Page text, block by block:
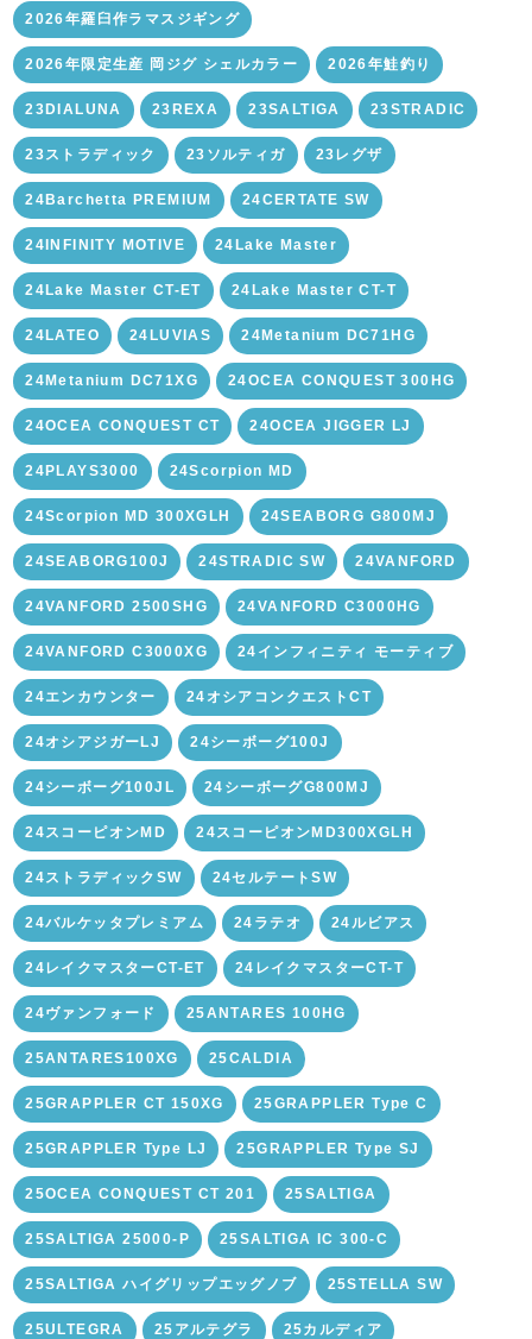
2026年羅臼作ラマスジギング
2026年限定生産 岡ジグ シェルカラー 2026年鮭釣り
23DIALUNA 23REXA 23SALTIGA 23STRADIC
23ストラディック 23ソルティガ 23レグザ
24Barchetta PREMIUM 24CERTATE SW
24INFINITY MOTIVE 24Lake Master
24Lake Master CT-ET 24Lake Master CT-T
24LATEO 24LUVIAS 24Metanium DC71HG
24Metanium DC71XG 24OCEA CONQUEST 300HG
24OCEA CONQUEST CT 24OCEA JIGGER LJ
24PLAYS3000 24Scorpion MD
24Scorpion MD 300XGLH 24SEABORG G800MJ
24SEABORG100J 24STRADIC SW 24VANFORD
24VANFORD 2500SHG 24VANFORD C3000HG
24VANFORD C3000XG 24インフィニティ モーティブ
24エンカウンター 24オシアコンクエストCT
24オシアジガーLJ 24シーボーグ100J
24シーボーグ100JL 24シーボーグG800MJ
24スコーピオンMD 24スコーピオンMD300XGLH
24ストラディックSW 24セルテートSW
24バルケッタプレミアム 24ラテオ 24ルビアス
24レイクマスターCT-ET 24レイクマスターCT-T
24ヴァンフォード 25ANTARES 100HG
25ANTARES100XG 25CALDIA
25GRAPPLER CT 150XG 25GRAPPLER Type C
25GRAPPLER Type LJ 25GRAPPLER Type SJ
25OCEA CONQUEST CT 201 25SALTIGA
25SALTIGA 25000-P 25SALTIGA IC 300-C
25SALTIGA ハイグリップエッグノブ 25STELLA SW
25ULTEGRA 25アルテグラ 25カルディア